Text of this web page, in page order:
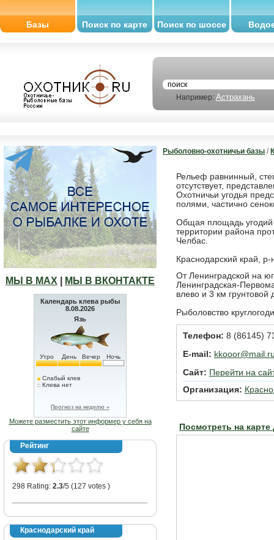
Базы Поиск по карте Поиск по шоссе
Например: Астрахань
МЫ В МАХ МЫ В ВКОНТАКТЕ
Календарь клева рыбы
8.08.2026
Язь
Утро День Вечер Ночь
Слабый клев
Клева нет
Прогноз на неделю »
Можете разместить этот информер у себя на
сайте
Рейтинг
298 Rating: 2.3/5 (127 votes )
Краснодарский край
Рыболовно-охотничьи базы /
Рельеф равнинный,
отсутствует,
Охотничьи угодья
полями, частично
Общая площадь угодий
территории района
Челбас.
Краснодарский край,
От Ленинградской на
Ленинградская-
влево и 3 км грунтовой
Рыболовство
Телефон: 8 (86145)
E-mail:
Сайт: Перейти на
Организация:
Посмотреть на